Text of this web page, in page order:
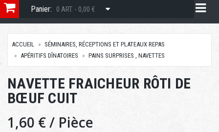
Panier: 0 ART. - 0,00 €
ACCUEIL
SÉMINAIRES, RÉCEPTIONS ET PLATEAUX REPAS
APÉRITIFS DÎNATOIRES
PAINS SURPRISES , NAVETTES
NAVETTE FRAICHEUR RÔTI DE
BŒUF CUIT
1,60 €/ Pièce